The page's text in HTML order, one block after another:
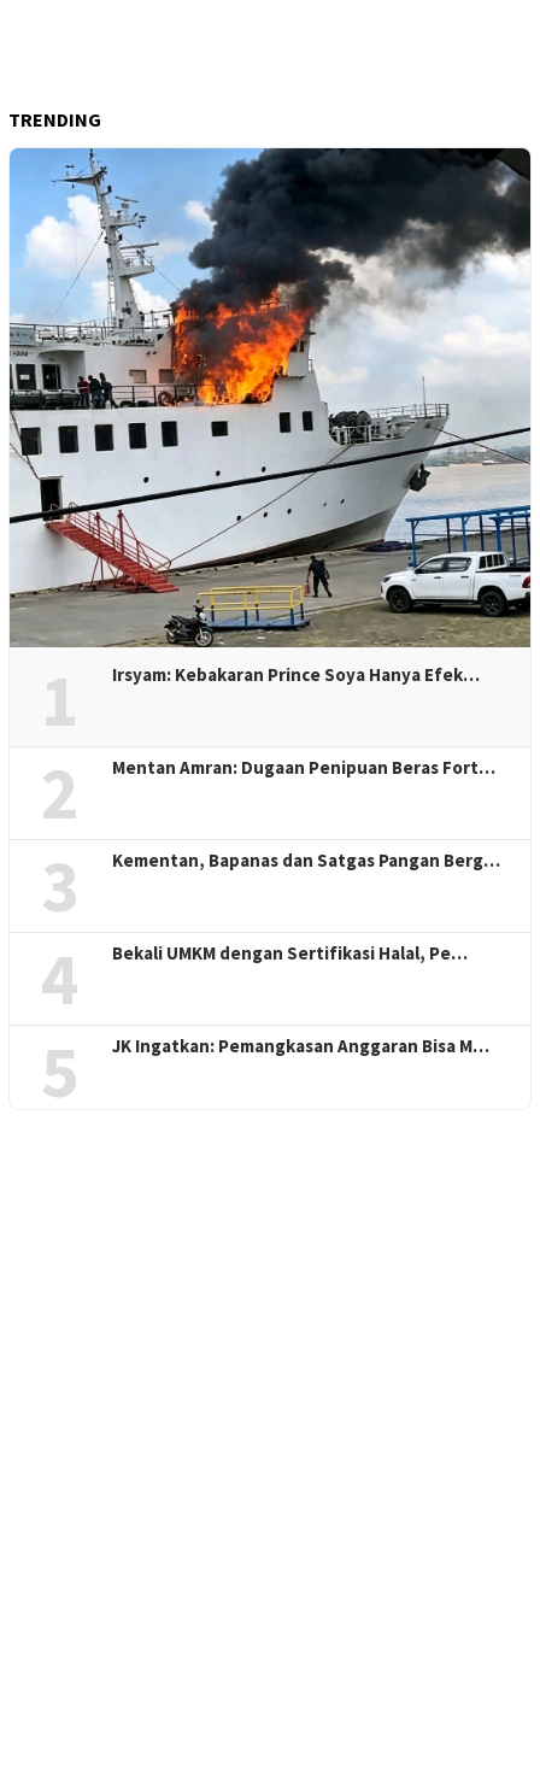
TRENDING
1 Irsyam: Kebakaran Prince Soya Hanya Efek…
2 Mentan Amran: Dugaan Penipuan Beras Fort…
3 Kementan, Bapanas dan Satgas Pangan Berg…
4 Bekali UMKM dengan Sertifikasi Halal, Pe…
5 JK Ingatkan: Pemangkasan Anggaran Bisa M…